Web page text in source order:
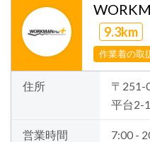
9.3km
作業着の取
住所
〒251-
平台2-
営業時間 7:00 -